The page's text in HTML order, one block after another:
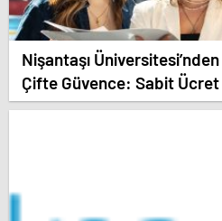
Nişantaşı
Çifte Güvence: Sabit